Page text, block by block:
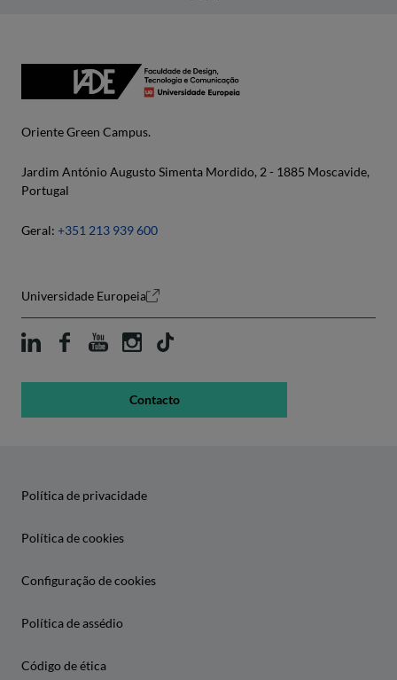
Oriente Green Campus.
Jardim António Augusto Simenta Mordido, 2 - 1885 Moscavide,
Portugal
Geral: +351 213 939 600
Universidade Europeia
Contacto
Política de privacidade
Política de cookies
Configuração de cookies
Política de assédio
Código de ética